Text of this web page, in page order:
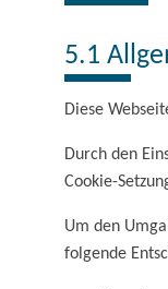
5.1
Diese
Durch den
Cookie-
Um den
folgende